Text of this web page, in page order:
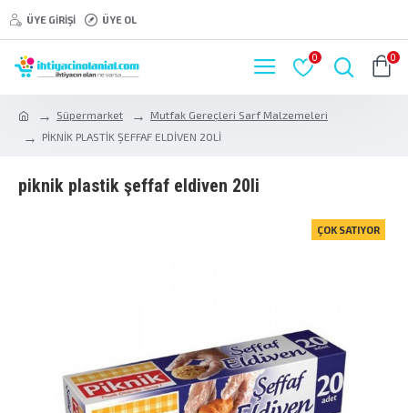
ÜYE GIRIŞI ÜYE OL
0 0
Süpermarket
Mutfak Gereçleri Sarf Malzemeleri
PİKNİK PLASTİK ŞEFFAF ELDİVEN 20Lİ
pi̇kni̇k plasti̇k şeffaf eldi̇ven 20li̇
ÇOK SATIYOR